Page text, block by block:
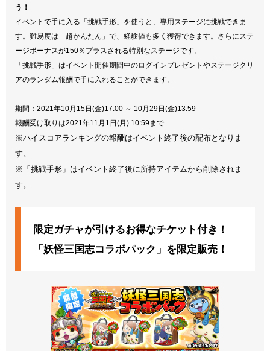
う！
イベントで手に入る「挑戦手形」を使うと、専用ステージに挑戦できま
す。難易度は「超かんたん」で、経験値も多く獲得できます。さらにステ
ージボーナスが150％プラスされる特別なステージです。
「挑戦手形」はイベント開催期間中のログインプレゼントやステージクリ
アのランダム報酬で手に入れることができます。
期間：2021年10月15日(金)17:00 ～ 10月29日(金)13:59
報酬受け取りは2021年11月1日(月) 10:59まで
※ハイスコアランキングの報酬はイベント終了後の配布となりま
す。
※「挑戦手形」はイベント終了後に所持アイテムから削除されま
す。
限定ガチャが引けるお得なチケット付き！
「妖怪三国志コラボパック」を限定販売！